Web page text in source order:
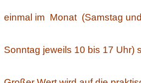
einmal im Monat (Samstag und
Sonntag jeweils 10 bis 17 Uhr)